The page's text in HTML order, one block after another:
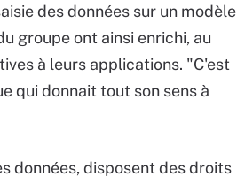
des données sur un modèle
groupe ont ainsi enrichi, au
à leurs applications. "C'est
qui donnait tout son sens à
données, disposent des droits